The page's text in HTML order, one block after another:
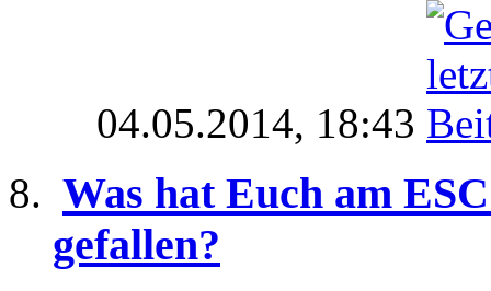
04.05.2014, 18:43
Was hat Euch am
gefallen?